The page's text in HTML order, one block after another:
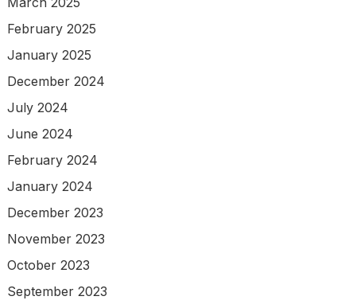
February 2025
January 2025
December 2024
July 2024
June 2024
February 2024
January 2024
December 2023
November 2023
October 2023
September 2023